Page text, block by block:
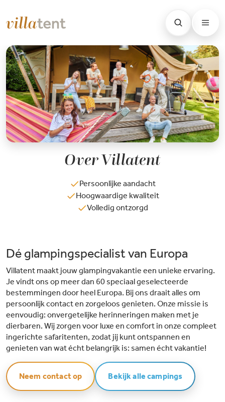
Over Villatent
Persoonlijke aandacht
Hoogwaardige kwaliteit
Volledig ontzorgd
Dé glampingspecialist van Europa
Villatent maakt jouw glampingvakantie een unieke ervaring.
Je vindt ons op meer dan 60 speciaal geselecteerde
bestemmingen door heel Europa. Bij ons draait alles om
persoonlijk contact en zorgeloos genieten. Onze missie is
eenvoudig: onvergetelijke herinneringen maken met je
dierbaren. Wij zorgen voor luxe en comfort in onze compleet
ingerichte safaritenten, zodat jij kunt ontspannen en
genieten van wat écht belangrijk is: samen écht vakantie!
Neem contact op Bekijk alle campings